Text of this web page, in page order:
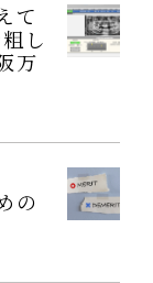
て
し
万
の